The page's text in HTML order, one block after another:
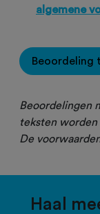
algemene
Beoordeling
Beoordelingen
teksten
De
Haal